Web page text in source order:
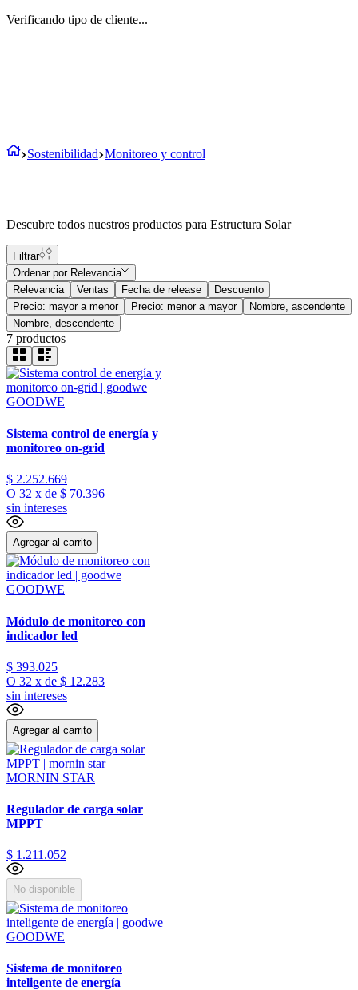
Verificando tipo de cliente...
Sostenibilidad Monitoreo y control
Descubre todos nuestros productos para Estructura Solar
Filtrar
Ordenar por Relevancia
Relevancia
Ventas Fecha de release
Descuento
Precio: mayor a menor
Precio: menor a mayor
Nombre, ascendente
Nombre, descendente
7 productos
GOODWE
Sistema control de energía y
monitoreo on-grid
$ 2.252.669
O 32 x de $ 70.396
sin intereses
Agregar al carrito
GOODWE
Módulo de monitoreo con
indicador led
$ 393.025
O 32 x de $ 12.283
sin intereses
Agregar al carrito
MORNIN STAR
Regulador de carga solar
MPPT
$ 1 .211 .052
No disponible
GOODWE
Sistema de monitoreo
inteligente de energía